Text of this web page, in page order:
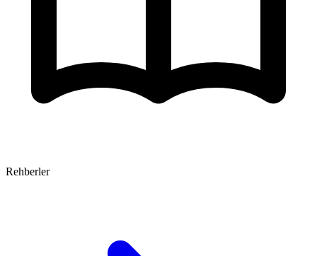
Rehberler